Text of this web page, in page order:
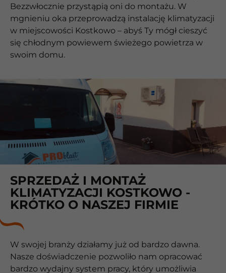
Bezzwłocznie przystąpią oni do montażu. W
mgnieniu oka przeprowadzą instalację klimatyzacji
w miejscowości Kostkowo – abyś Ty mógł cieszyć
się chłodnym powiewem świeżego powietrza w
swoim domu.
SPRZEDAŻ I MONTAŻ
KLIMATYZACJI KOSTKOWO -
KRÓTKO O NASZEJ FIRMIE
W swojej branży działamy już od bardzo dawna.
Nasze doświadczenie pozwoliło nam opracować
bardzo wydajny system pracy, który umożliwia